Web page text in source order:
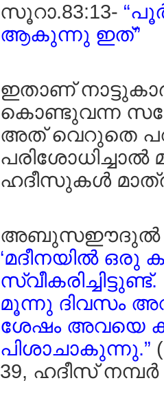
സൂറാ.83:13-
ആകുന്നു ഇത്”
ഇതാണ്
കൊണ്ടുവന്ന
അത് വെറുതെ
പരിശോധിച്ചാല്‍
ഹദീസുകള്‍
അബുസഈദുല്‍
‘മദീനയില്‍ ഒരു
മൂന്നു ദിവസം
ശേഷം അവയെ
പിശാചാകുന്നു.”
39, ഹദീസ്‌ നമ്പര്‍